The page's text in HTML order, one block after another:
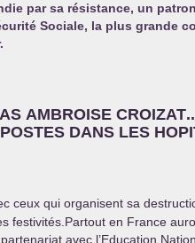
par sa résistance, un
Sociale, la plus grande
AMBROISE CROIZAT
POSTES DANS LES
ceux qui organisent sa
festivités.Partout en France
avec l’Education